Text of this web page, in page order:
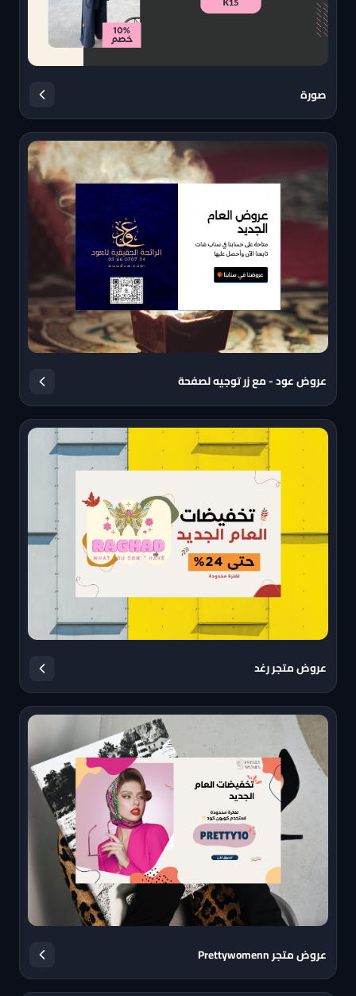
صورة
عروض عود - مع زر توجيه لصفحة
عروض متجر رغد
عروض متجر Prettywomenn